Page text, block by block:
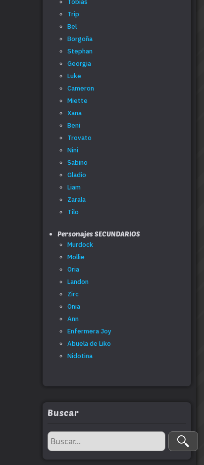
Tobías
Trip
Bel
Borgoña
Stephan
Georgia
Luke
Cameron
Miette
Xana
Beni
Trovato
Nini
Sabino
Gladio
Liam
Zarala
Tilo
Personajes SECUNDARIOS
Murdock
Mollie
Oria
Landon
Zirc
Onia
Ann
Enfermera Joy
Abuela de Liko
Nidotina
Buscar